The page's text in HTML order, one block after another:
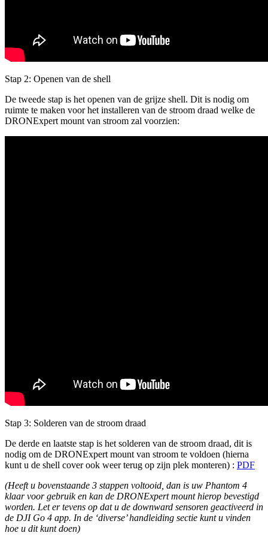
Stap 2: Openen van de shell
De tweede stap is het openen van de grijze shell. Dit is nodig om
ruimte te maken voor het installeren van de stroom draad welke de
DRONExpert mount van stroom zal voorzien:
Stap 3: Solderen van de stroom draad
De derde en laatste stap is het solderen van de stroom draad, dit is
nodig om de DRONExpert mount van stroom te voldoen (hierna
kunt u de shell cover ook weer terug op zijn plek monteren) : PDF
(Heeft u bovenstaande 3 stappen voltooid, dan is uw Phantom 4
klaar voor gebruik en kan de DRONExpert mount hierop bevestigd
worden. Let er tevens op dat u de downward sensoren geactiveerd in
de DJI Go 4 app. In de ‘diverse’ handleiding sectie kunt u vinden
hoe u dit kunt doen)